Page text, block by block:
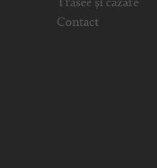
Trasee și cazare
Contact